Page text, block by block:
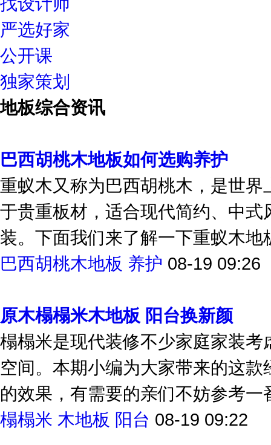
找设计师
严选好家
公开课
独家策划
地板综合资讯
巴西胡桃木地板如何选购养护
重蚁木又称为巴西胡桃木，是世
于贵重板材，适合现代简约、中
装。下面我们来了解一下重蚁木地
巴西胡桃木地板 养护
原木榻榻米木地板 阳台换新颜
榻榻米是现代装修不少家庭家装
空间。本期小编为大家带来的这
的效果，有需要的亲们不妨参考一
榻榻米
木地板 阳台